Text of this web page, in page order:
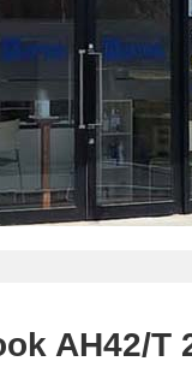
AH42/T